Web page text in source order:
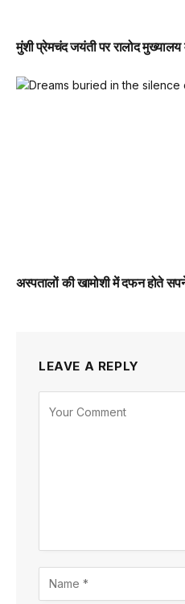
मुंशी प्रेमचंद जयंती पर रालोद मुख्यालय
अस्पतालों की खामोशी में दफन होते
LEAVE A REPLY